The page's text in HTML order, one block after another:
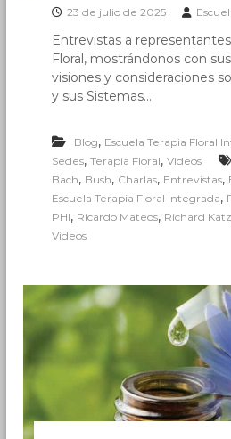
r
a
l
I
e
g
r
a
23 de julio de 2025
Entrevistas a representantes
Floral, mostrándonos con
visiones y consideraciones
y sus Sistemas…
Blog, Escuela Terapia Floral
Sedes, Terapia Floral, Videos
Bach, Bush, Charlas, Entrevistas,
Escuela Terapia Floral Integrada,
PHI, Ricardo Mateos, Richard Katz
Videos